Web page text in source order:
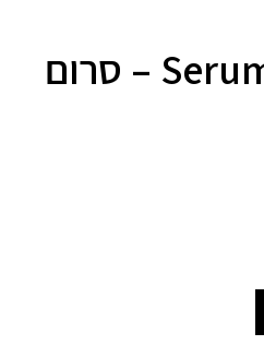
Serum Bioxygene – סרום